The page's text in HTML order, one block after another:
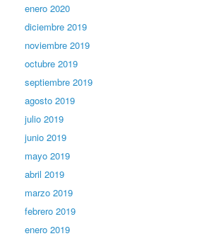
enero 2020
diciembre 2019
noviembre 2019
octubre 2019
septiembre 2019
agosto 2019
julio 2019
junio 2019
mayo 2019
abril 2019
marzo 2019
febrero 2019
enero 2019